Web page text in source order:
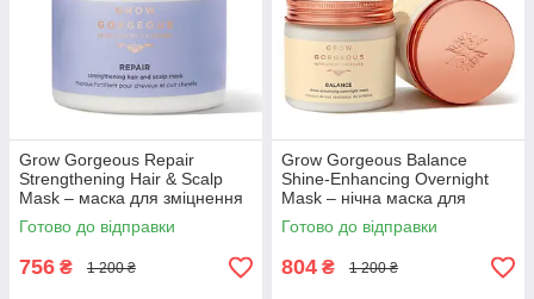
Grow Gorgeous Repair
Strengthening Hair & Scalp
Mask – маска для зміцнення
волосся та шкіри голови
Готово до відправки
756 ₴ 1 200 ₴
Grow Gorgeous Balance
Shine-Enhancing Overnight
Mask – нічна маска для
волосся, що надає блиск
Готово до відправки
804 ₴ 1 200 ₴